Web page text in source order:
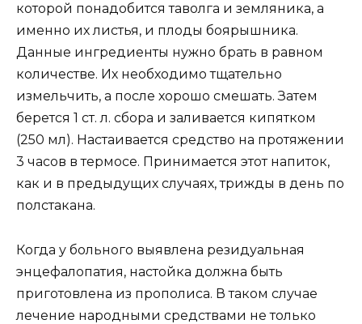
которой понадобится таволга и земляника, а
именно их листья, и плоды боярышника.
Данные ингредиенты нужно брать в равном
количестве. Их необходимо тщательно
измельчить, а после хорошо смешать. Затем
берется 1 ст. л. сбора и заливается кипятком
(250 мл). Настаивается средство на протяжении
3 часов в термосе. Принимается этот напиток,
как и в предыдущих случаях, трижды в день по
полстакана.
Когда у больного выявлена резидуальная
энцефалопатия, настойка должна быть
приготовлена из прополиса. В таком случае
лечение народными средствами не только